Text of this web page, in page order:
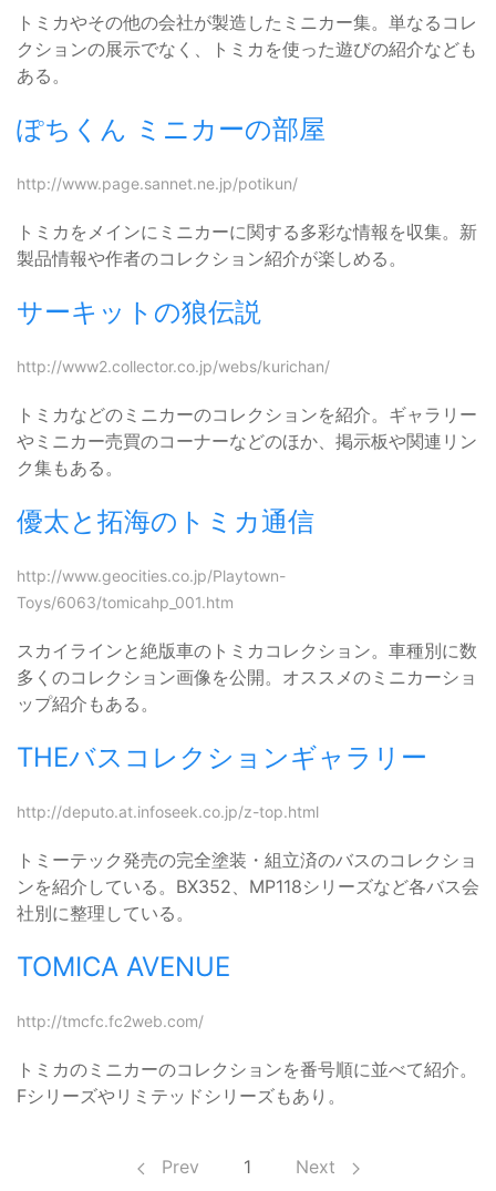
トミカやその他の会社が製造したミニカー集。単なるコレ
クションの展示でなく、トミカを使った遊びの紹介なども
ある。
ぽちくん ミニカーの部屋
http://www.page.sannet.ne.jp/potikun/
トミカをメインにミニカーに関する多彩な情報を収集。新
製品情報や作者のコレクション紹介が楽しめる。
サーキットの狼伝説
http://www2.collector.co.jp/webs/kurichan/
トミカなどのミニカーのコレクションを紹介。ギャラリー
やミニカー売買のコーナーなどのほか、掲示板や関連リン
ク集もある。
優太と拓海のトミカ通信
http://www.geocities.co.jp/Playtown-
Toys/6063/tomicahp_001.htm
スカイラインと絶版車のトミカコレクション。車種別に数
多くのコレクション画像を公開。オススメのミニカーショ
ップ紹介もある。
THEバスコレクションギャラリー
http://deputo.at.infoseek.co.jp/z-top.html
トミーテック発売の完全塗装・組立済のバスのコレクショ
ンを紹介している。BX352、MP118シリーズなど各バス会
社別に整理している。
TOMICA AVENUE
http://tmcfc.fc2web.com/
トミカのミニカーのコレクションを番号順に並べて紹介。
Fシリーズやリミテッドシリーズもあり。
Prev 1 Next